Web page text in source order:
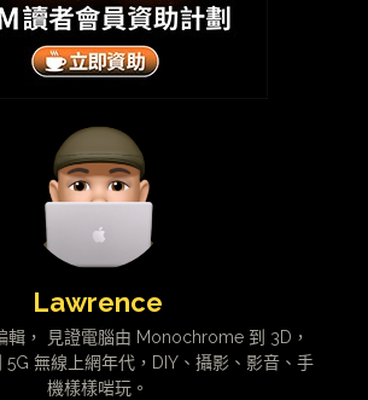
Lawrence
輯， 見證電腦由 Monochrome 到 3D，
無線上網年代，DIY、攝影、影音、手
機樣樣啱玩。